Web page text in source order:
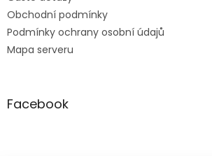
Obchodní podmínky
Podmínky ochrany osobní údajů
Mapa serveru
Facebook